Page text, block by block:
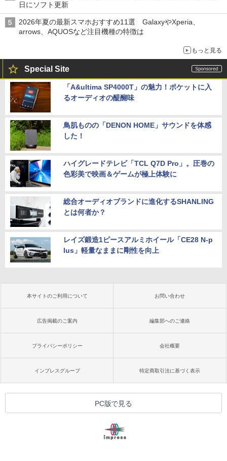
日にソフト更新
2026年夏の最新スマホおすすめ11選 GalaxyやXperia、
arrows、AQUOSなど注目機種の特徴は
もっと見る
Special Site
「A&ultima SP4000T」の魅力！ポケットに入
るオーディオの醍醐味
鳥肌ものの「DENON HOME」サウンドを体感
した！
ハイグレードテレビ「TCL Q7D Pro」。圧巻の
色彩美で映画＆ゲームが極上体験に
総合オーディオブランドに進化するSHANLING
とは何者か？
レイズ鍛造1ピースアルミホイール「CE28 N-p
lus」軽量なままに剛性を向上
本サイトのご利用について お問い合わせ
広告掲載のご案内 編集部へのご連絡
プライバシーポリシー 会社概要
インプレスグループ 特定商取引法に基づく表示
PC版で見る